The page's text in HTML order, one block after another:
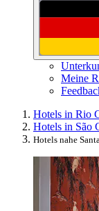
Meine
Hotels in Rio
Hotels in São
Hotels nahe